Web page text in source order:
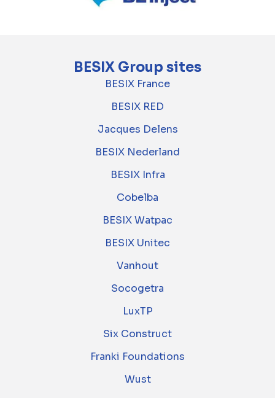
BESIX Group sites
BESIX France
BESIX RED
Jacques Delens
BESIX Nederland
BESIX Infra
Cobelba
BESIX Watpac
BESIX Unitec
Vanhout
Socogetra
LuxTP
Six Construct
Franki Foundations
Wust